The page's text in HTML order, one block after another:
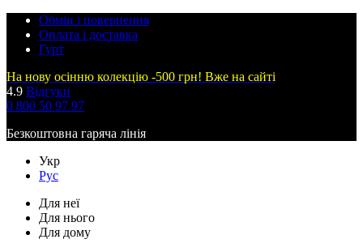
Обмін і повернення
Оплата і доставка
Гурт
На нову осінню колекцію -500 грн! Вже на сайті
4.9 Відгуки
0 800 50 97 97
Безкоштовна гаряча лінія
Укр
Рус
Для неї
Для нього
Для дому